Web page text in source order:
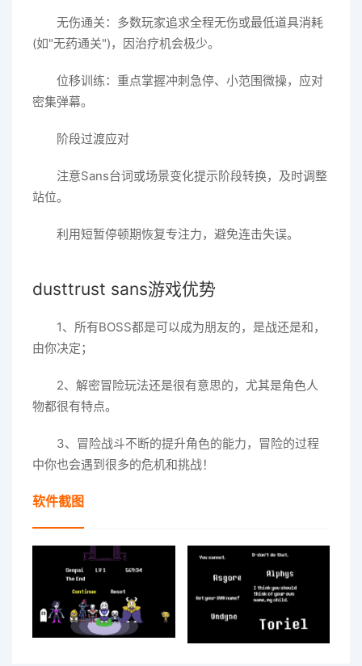
无伤通关：多数玩家追求全程无伤或最低道具消耗
(如"无药通关")，因治疗机会极少。
位移训练：重点掌握冲刺急停、小范围微操，应对
密集弹幕。
阶段过渡应对
注意Sans台词或场景变化提示阶段转换，及时调整
站位。
利用短暂停顿期恢复专注力，避免连击失误。
dusttrust sans游戏优势
1、所有BOSS都是可以成为朋友的，是战还是和，
由你决定；
2、解密冒险玩法还是很有意思的，尤其是角色人
物都很有特点。
3、冒险战斗不断的提升角色的能力，冒险的过程
中你也会遇到很多的危机和挑战！
软件截图